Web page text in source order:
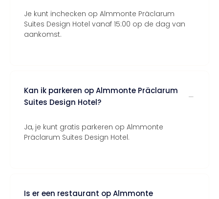
Je kunt inchecken op Almmonte Präclarum
Suites Design Hotel vanaf 15:00 op de dag van
aankomst.
Kan ik parkeren op Almmonte Präclarum
Suites Design Hotel?
Ja, je kunt gratis parkeren op Almmonte
Präclarum Suites Design Hotel.
Is er een restaurant op Almmonte